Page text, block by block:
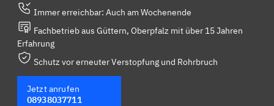
Immer erreichbar: Auch am Wochenende
Fachbetrieb aus Güttern, Oberpfalz mit über 15 Jahren
Erfahrung
Schutz vor erneuter Verstopfung und Rohrbruch
Jetzt anrufen
08938037711